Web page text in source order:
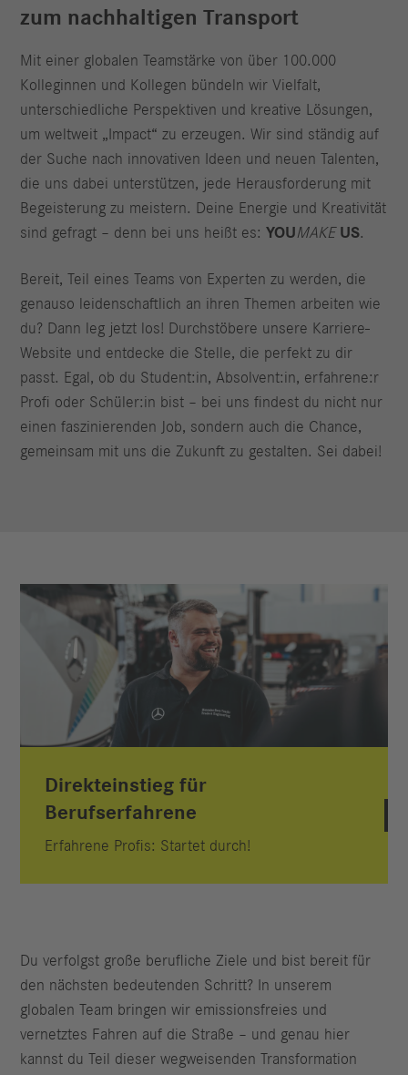
zum nachhaltigen Transport
Mit einer globalen Teamstärke von über 100.000
Kolleginnen und Kollegen bündeln wir Vielfalt,
unterschiedliche Perspektiven und kreative Lösungen,
um weltweit „Impact“ zu erzeugen. Wir sind ständig auf
der Suche nach innovativen Ideen und neuen Talenten,
die uns dabei unterstützen, jede Herausforderung mit
Begeisterung zu meistern. Deine Energie und Kreativität
sind gefragt – denn bei uns heißt es:YOUMAKE US.
Bereit, Teil eines Teams von Experten zu werden, die
genauso leidenschaftlich an ihren Themen arbeiten wie
du? Dann leg jetzt los! Durchstöbere unsere Karriere-
Website und entdecke die Stelle, die perfekt zu dir
passt. Egal, ob du Student:in, Absolvent:in, erfahrene:r
Profi oder Schüler:in bist – bei uns findest du nicht nur
einen faszinierenden Job, sondern auch die Chance,
gemeinsam mit uns die Zukunft zu gestalten. Sei dabei!
Direkteinstieg für
Berufserfahrene
Erfahrene Profis: Startet durch!
Du verfolgst große berufliche Ziele und bist bereit für
den nächsten bedeutenden Schritt? In unserem
globalen Team bringen wir emissionsfreies und
vernetztes Fahren auf die Straße – und genau hier
kannst du Teil dieser wegweisenden Transformation